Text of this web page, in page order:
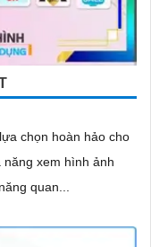
chọn hoàn hảo cho
quan...